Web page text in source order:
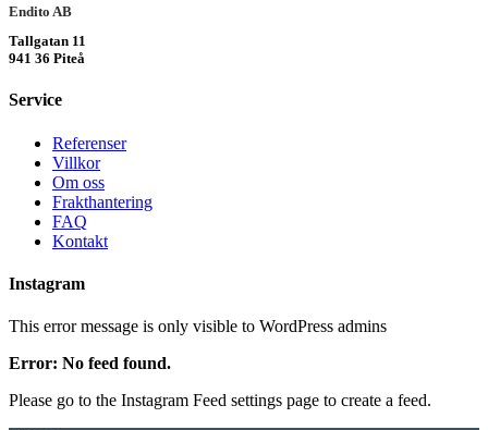
Endito AB
Tallgatan 11
941 36 Piteå
Service
Referenser
Villkor
Om oss
Frakthantering
FAQ
Kontakt
Instagram
This error message is only visible to WordPress admins
Error: No feed found.
Please go to the Instagram Feed settings page to create a feed.